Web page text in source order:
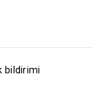
bildirimi